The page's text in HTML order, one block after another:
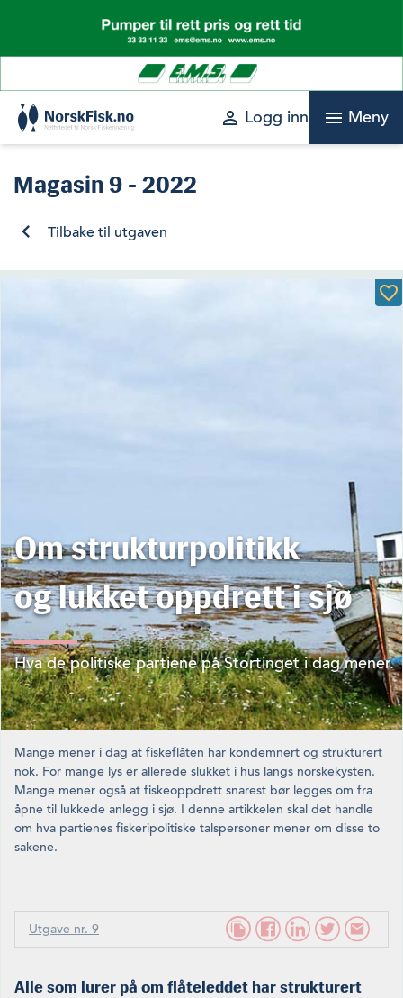
content
perm_identity Logg inn menu Meny
Magasin9 - 2022
Tilbake til utgaven
Om strukturpolitikk
og lukket oppdrett i sjø
Hva de politiske partiene på Stortinget i dag mener.
Mange mener i dag at fiskeflåten har kondemnert og strukturert
nok. For mange lys er allerede slukket i hus langs norskekysten.
Mange mener også at fiskeoppdrett snarest bør legges om fra
åpne til lukkede anlegg i sjø. I denne artikkelen skal det handle
om hva partienes fiskeripolitiske talspersoner mener om disse to
sakene.
Utgave nr. 9
Alle som lurer på om flåteleddet har strukturert